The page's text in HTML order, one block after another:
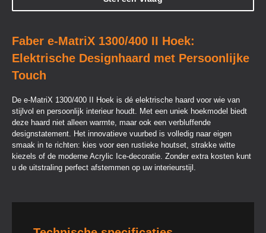
Faber e-MatriX 1300/400 II Hoek:
Elektrische Designhaard met Persoonlijke
Touch
De e-MatriX 1300/400 II Hoek is dé elektrische haard voor wie van
stijlvol en persoonlijk interieur houdt. Met een uniek hoekmodel biedt
deze haard niet alleen warmte, maar ook een verbluffende
designstatement. Het innovatieve vuurbed is volledig naar eigen
smaak in te richten: kies voor een rustieke houtset, strakke witte
kiezels of de moderne Acrylic Ice-decoratie. Zonder extra kosten kunt
u de uitstraling perfect afstemmen op uw interieurstijl.